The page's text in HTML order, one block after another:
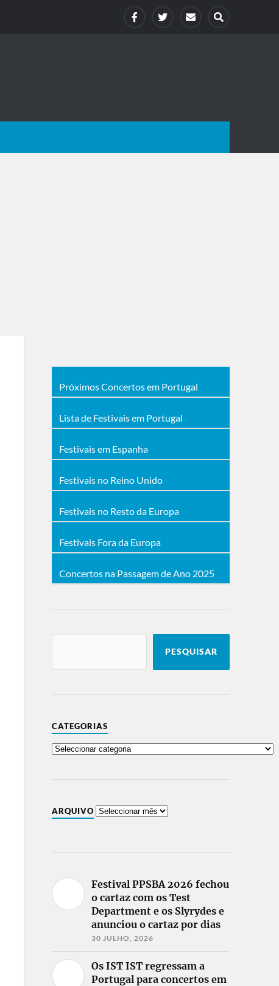
Próximos Concertos em Portugal
Lista de Festivais em Portugal
Festivais em Espanha
Festivais no Reino Unido
Festivais no Resto da Europa
Festivais Fora da Europa
Concertos na Passagem de Ano 2025
PESQUISAR
CATEGORIAS
ARQUIVO
Festival PPSBA 2026 fechou
o cartaz com os Test
Department e os Slyrydes e
anunciou o cartaz por dias
30 JULHO, 2026
Os IST IST regressam a
Portugal para concertos em